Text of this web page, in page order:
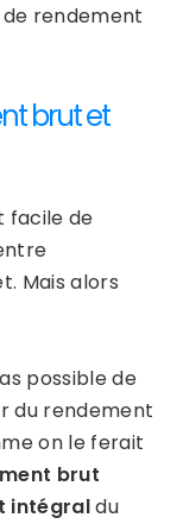
rendement
brut et
facile de
Mais alors
possible de
du rendement
on le ferait
brut
intégraldu